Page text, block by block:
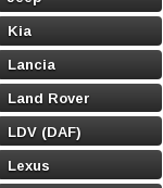
Kia
Lancia
Land Rover
LDV (DAF)
Lexus